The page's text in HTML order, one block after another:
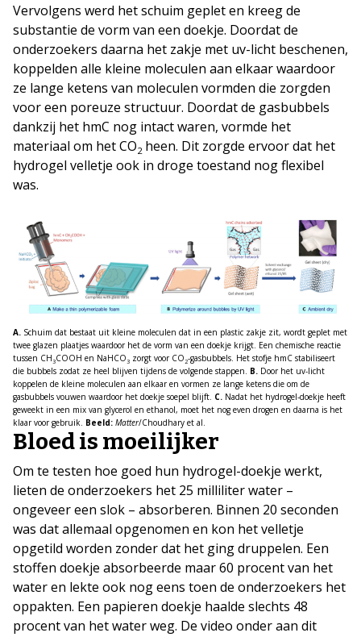
Vervolgens werd het schuim geplet en kreeg de
substantie de vorm van een doekje. Doordat de
onderzoekers daarna het zakje met uv-licht beschenen,
koppelden alle kleine moleculen aan elkaar waardoor
ze lange ketens van moleculen vormden die zorgden
voor een poreuze structuur. Doordat de gasbubbels
dankzij het hmC nog intact waren, vormde het
materiaal om het CO2 heen. Dit zorgde ervoor dat het
hydrogel velletje ook in droge toestand nog flexibel
was.
A. Schuim dat bestaat uit kleine moleculen dat in een plastic zakje zit, wordt geplet met
twee glazen plaatjes waardoor het de vorm van een doekje krijgt. Een chemische reactie
tussen CH 3COOH en NaHCO 3 zorgt voor CO 2-gasbubbels. Het stofje hmC stabiliseert
die bubbels zodat ze heel blijven tijdens de volgende stappen. B. Door het uv-licht
koppelen de kleine moleculen aan elkaar en vormen ze lange ketens die om de
gasbubbels vouwen waardoor het doekje soepel blijft. C. Nadat het hydrogel-doekje heeft
geweekt in een mix van glycerol en ethanol, moet het nog even drogen en daarna is het
klaar voor gebruik. Beeld: Matter/Choudhary et al.
Bloed is moeilijker
Om te testen hoe goed hun hydrogel-doekje werkt,
lieten de onderzoekers het 25 milliliter water –
ongeveer een slok – absorberen. Binnen 20 seconden
was dat allemaal opgenomen en kon het velletje
opgetild worden zonder dat het ging druppelen. Een
stoffen doekje absorbeerde maar 60 procent van het
water en lekte ook nog eens toen de onderzoekers het
oppakten. Een papieren doekje haalde slechts 48
procent van het water weg. De video onder aan dit